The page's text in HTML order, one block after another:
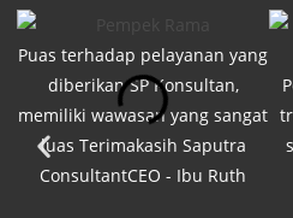
Puas terhadap pelayanan yang
diberikan SP Konsultan,
memiliki wawasan yang sangat
luas Terimakasih Saputra
ConsultantCEO - Ibu Ruth